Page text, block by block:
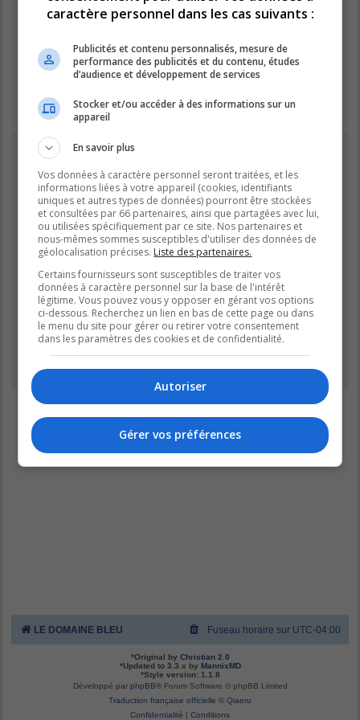
Se souvenir de moi
Masquer ma présence lors de cette session
INSCRIPTION
Vous devez être inscrit avant de pouvoir vous connecter.
L’inscription est rapide et vous offre de nombreux avantages.
Les administrateurs du forum peuvent accorder des
fonctionnalités supplémentaires aux utilisateurs inscrits. Avant
de vous inscrire, assurez-vous d’avoir pris connaissance de
nos conditions d’utilisation et de notre politique de
consulter attentivement toutes les règles du forum lors de votre
navigation.
Conditions d’utilisation| Politique de confidentialité
LE DOMAINE BLEU Fuseau horaire sur UTC-04:00
*Original by Christian 2.0
*Updated to 3.3.x by MannixMD
*Style version: 1.1.8
Développé par phpBB® Forum Software © phpBB Limited
Traduction française officielle © Qiaeru
Confidentialité | Conditions
caractère personnel dans les cas suivants :
Publicités et contenu personnalisés, mesure de
performance des publicités et du contenu, études
d’audience et développement de services
Stocker et/ou accéder à des informations sur un
appareil
En savoir plus
Vos données à caractère personnel seront traitées, et les
informations liées à votre appareil (cookies, identifiants
uniques et autres types de données) pourront être stockées
et consultées par 66 partenaires, ainsi que partagées avec lui,
ou utilisées spécifiquement par ce site. Nos partenaires et
nous-mêmes sommes susceptibles d'utiliser des données de
géolocalisation précises. Liste des partenaires.
Certains fournisseurs sont susceptibles de traiter vos
données à caractère personnel sur la base de l'intérêt
légitime. Vous pouvez vous y opposer en gérant vos options
ci-dessous. Recherchez un lien en bas de cette page ou dans
le menu du site pour gérer ou retirer votre consentement
dans les paramètres des cookies et de confidentialité.
Autoriser
Gérer vos préférences